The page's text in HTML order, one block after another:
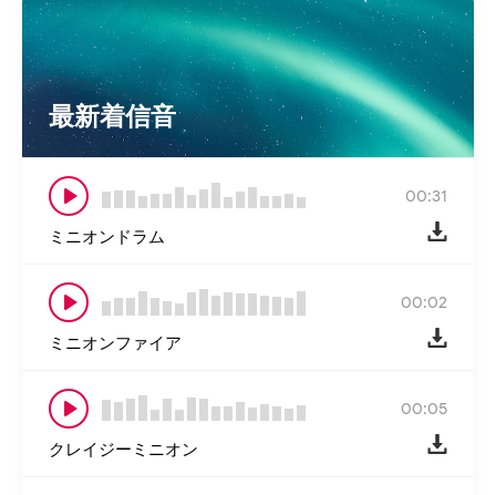
最新着信音
00:31
ミニオンドラム
00:02
ミニオンファイア
00:05
クレイジーミニオン